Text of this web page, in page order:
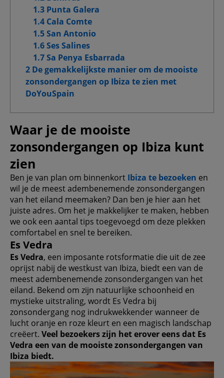
1.3 Punta Galera
1.4 Cala Comte
1.5 San Antonio
1.6 Ses Salines
1.7 Sa Penya Esbarrada
2 De gemakkelijkste manier om de mooiste
zonsondergangen op Ibiza te zien met
DoYouSpain
Waar je de mooiste
zonsondergangen op Ibiza kunt
zien
Ben je van plan om binnenkort Ibiza te bezoeken en
wil je de meest adembenemende zonsondergangen
van het eiland meemaken? Dan ben je hier aan het
juiste adres. Om het je makkelijker te maken, hebben
we ook een aantal tips toegevoegd om deze plekken
comfortabel en snel te bereiken.
Es Vedra
Es Vedra, een imposante rotsformatie die uit de zee
oprijst nabij de westkust van Ibiza, biedt een van de
meest adembenemende zonsondergangen van het
eiland. Bekend om zijn natuurlijke schoonheid en
mystieke uitstraling, wordt Es Vedra bij
zonsondergang nog indrukwekkender wanneer de
lucht oranje en roze kleurt en een magisch landschap
creëert. Veel bezoekers zijn het erover eens dat Es
Vedra een van de mooiste zonsondergangen van
Ibiza biedt.
Doelgroepgerichte cookies
Geavanceerde advertentiecookies
Mijn keuzes bevestigen